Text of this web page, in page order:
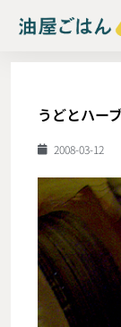
うどとハー
2008-03-12